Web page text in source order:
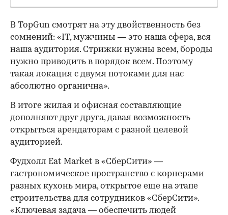
В TopGun смотрят на эту двойственность без
сомнений: «IT, мужчины — это наша сфера, вся
наша аудитория. Стрижки нужны всем, бороды
нужно приводить в порядок всем. Поэтому
такая локация с двумя потоками для нас
абсолютно органична».
В итоге жилая и офисная составляющие
дополняют друг друга, давая возможность
открыться арендаторам с разной целевой
аудиторией.
Фудхолл Eat Market в «СберСити» —
гастрономическое пространство с корнерами
разных кухонь мира, открытое еще на этапе
строительства для сотрудников «СберСити».
«Ключевая задача — обеспечить людей